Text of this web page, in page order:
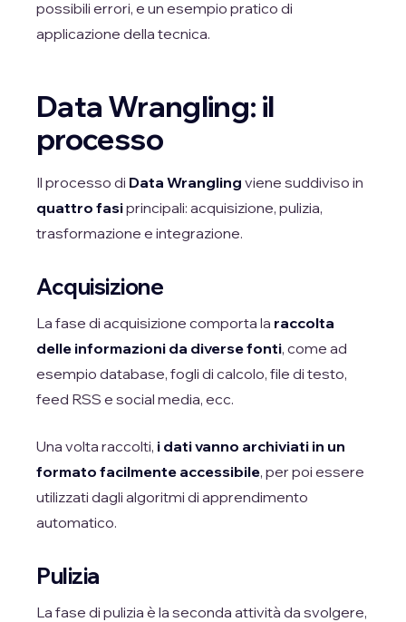
possibili errori, e un esempio pratico di
applicazione della tecnica.
Data Wrangling: il
processo
Il processo di Data Wrangling viene suddiviso in
quattro fasiprincipali: acquisizione, pulizia,
trasformazione e integrazione.
Acquisizione
La fase di acquisizione comporta la raccolta
delle informazioni da diverse fonti, come ad
esempio database, fogli di calcolo, file di testo,
feed RSS e social media, ecc.
Una volta raccolti, i dati vanno archiviati in un
formato facilmente accessibile, per poi essere
utilizzati dagli algoritmi di apprendimento
automatico.
Pulizia
La fase di pulizia è la seconda attività da svolgere,